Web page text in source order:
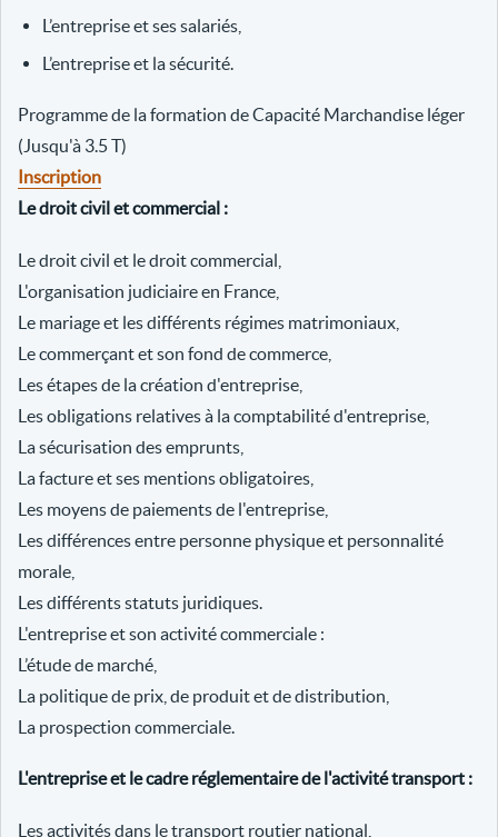
L’entreprise et ses salariés,
L’entreprise et la sécurité.
Programme de la formation de Capacité Marchandise léger
(Jusqu'à 3.5 T)
Inscription
Le droit civil et commercial :
Le droit civil et le droit commercial,
L'organisation judiciaire en France,
Le mariage et les différents régimes matrimoniaux,
Le commerçant et son fond de commerce,
Les étapes de la création d'entreprise,
Les obligations relatives à la comptabilité d'entreprise,
La sécurisation des emprunts,
La facture et ses mentions obligatoires,
Les moyens de paiements de l'entreprise,
Les différences entre personne physique et personnalité
morale,
Les différents statuts juridiques.
L'entreprise et son activité commerciale :
L’étude de marché,
La politique de prix, de produit et de distribution,
La prospection commerciale.
L'entreprise et le cadre réglementaire de l'activité transport :
Les activités dans le transport routier national,